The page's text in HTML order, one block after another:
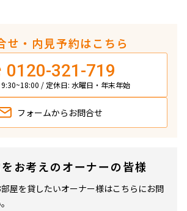
せ・内見予約はこちら
0120-321-719
/ 定休日: 水曜日・年末年始
フォームから お問合せ
お考えのオーナーの皆様
屋を貸したいオーナー様はこちらにお問